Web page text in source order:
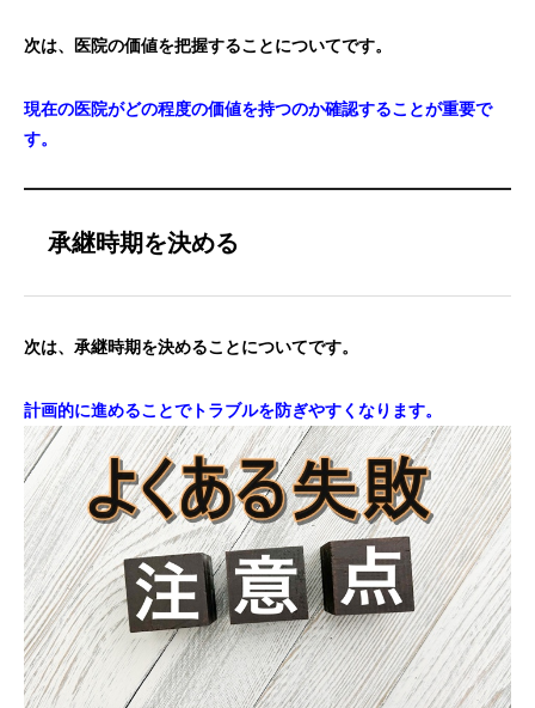
次は、医院の価値を把握することについてです。
現在の医院がどの程度の価値を持つのか確認することが重要で
す。
承継時期を決める
次は、承継時期を決めることについてです。
計画的に進めることでトラブルを防ぎやすくなります。